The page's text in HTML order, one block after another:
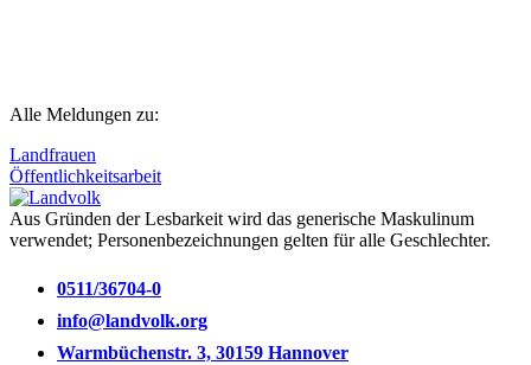
Alle Meldungen zu:
Landfrauen
Öffentlichkeitsarbeit
Aus Gründen der Lesbarkeit wird das generische Maskulinum
verwendet; Personenbezeichnungen gelten für alle Geschlechter.
0511/36704-0
info@landvolk.org
Warmbüchenstr. 3, 30159 Hannover